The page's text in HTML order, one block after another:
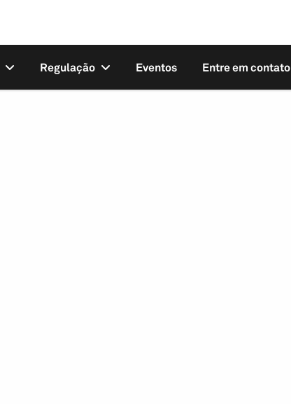
Regulação Eventos Entre em contato